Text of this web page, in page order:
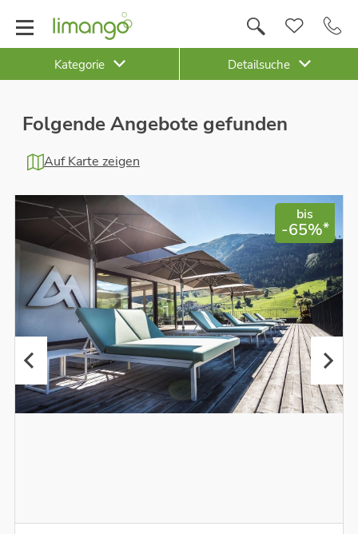
Kategorie Detailsuche
Folgende Angebote gefunden
Auf Karte zeigen
bis
-65%*